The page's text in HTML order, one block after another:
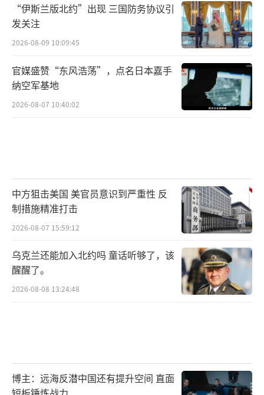
“伊斯兰版北约”出现 三国防务协议引
发关注
2026-08-09 10:09:45
官媒盛赞“东风浩荡”，点名日本嘉手
纳空军基地
2026-08-07 10:40:02
中方狙击美国 美官员意识到严重性 反
制措施精准打击
2026-08-07 15:59:12
乌克兰还能加入北约吗 童话听够了，该
醒醒了。
2026-08-08 13:24:48
博主：远海反潜中国还有提升空间 直面